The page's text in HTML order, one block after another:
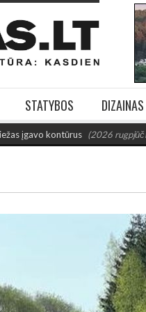
STATYBOS DIZAINAS
(2026 rugpjūčio 6)